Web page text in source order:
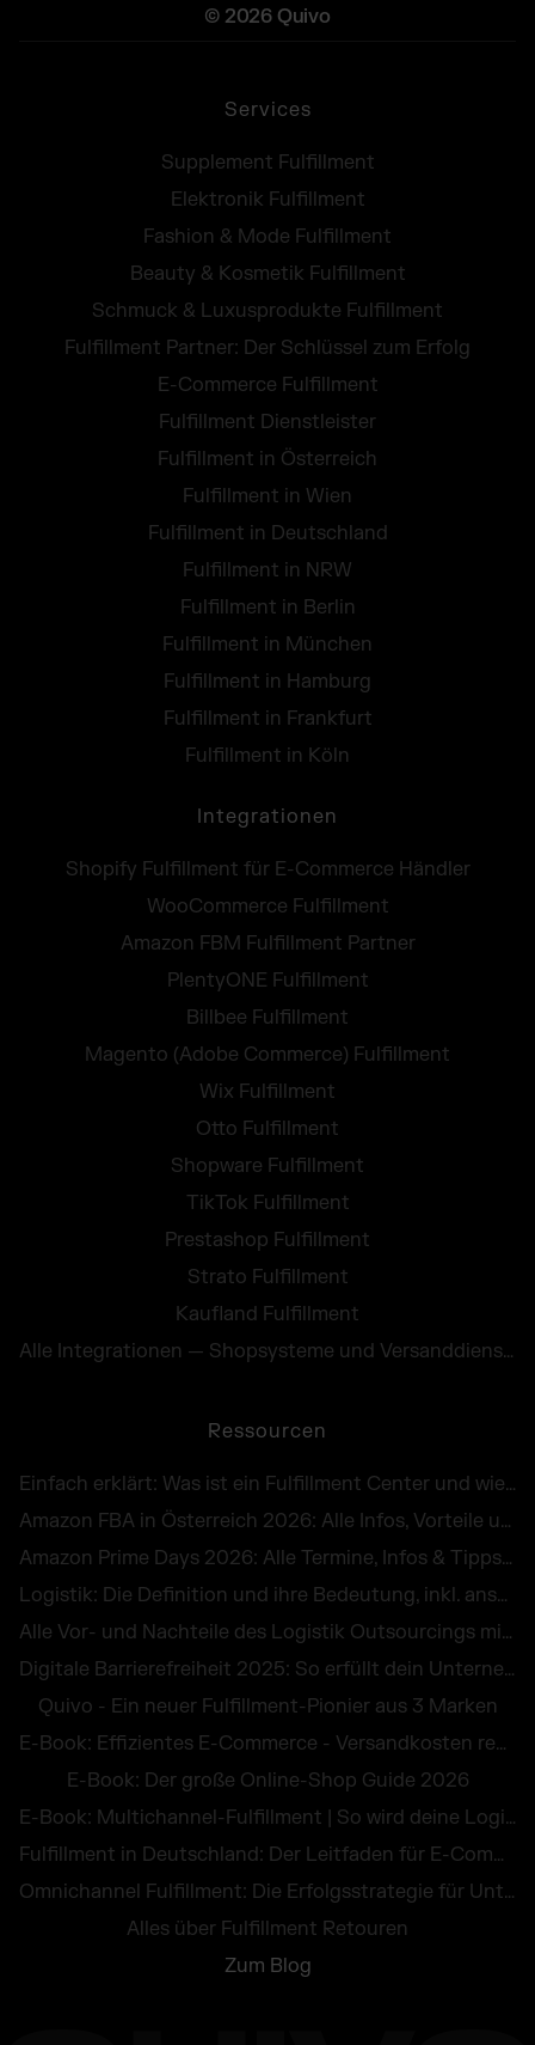
© 2026 Quivo
Services
Supplement Fulfillment
Elektronik Fulfillment
Fashion & Mode Fulfillment
Beauty & Kosmetik Fulfillment
Schmuck & Luxusprodukte Fulfillment
Fulfillment Partner: Der Schlüssel zum Erfolg
E-Commerce Fulfillment
Fulfillment Dienstleister
Fulfillment in Österreich
Fulfillment in Wien
Fulfillment in Deutschland
Fulfillment in NRW
Fulfillment in Berlin
Fulfillment in München
Fulfillment in Hamburg
Fulfillment in Frankfurt
Fulfillment in Köln
Integrationen
Shopify Fulfillment für E-Commerce Händler
WooCommerce Fulfillment
Amazon FBM Fulfillment Partner
PlentyONE Fulfillment
Billbee Fulfillment
Magento (Adobe Commerce) Fulfillment
Wix Fulfillment
Otto Fulfillment
Shopware Fulfillment
TikTok Fulfillment
Prestashop Fulfillment
Strato Fulfillment
Kaufland Fulfillment
Alle Integrationen — Shopsysteme und Versanddienste
Ressourcen
Einfach erklärt: Was ist ein Fulfillment Center und wie funktioniert es in Österreich?
Amazon FBA in Österreich 2026: Alle Infos, Vorteile und Kosten von Fulfillment by Amazon
Amazon Prime Days 2026: Alle Termine, Infos & Tipps für die E-Commerce-Peak Season
Logistik: Die Definition und ihre Bedeutung, inkl. anschaulicher Beispiele
Alle Vor- und Nachteile des Logistik Outsourcings mit praktischen Beispielen
Digitale Barrierefreiheit 2025: So erfüllt dein Unternehmen die Pflichten des BFG
Quivo - Ein neuer Fulfillment-Pionier aus 3 Marken
E-Book: Effizientes E-Commerce - Versandkosten reduzieren und Retouren vermeiden
E-Book: Der große Online-Shop Guide 2026
E-Book: Multichannel-Fulfillment | So wird deine Logistik zum Wettbewerbsvorteil
Fulfillment in Deutschland: Der Leitfaden für E-Commerce Händler
Omnichannel Fulfillment: Die Erfolgsstrategie für Unternehmen
Alles über Fulfillment Retouren
Zum Blog